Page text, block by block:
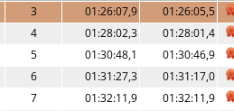
3 01:26:07,9
01:26:05,5
4 01:28:02,3
01:28:01,4
5 01:30:48,1
01:30:46,9
6 01:31:27,3
01:31:17,0
7 01:32:11,9
01:32:11,9